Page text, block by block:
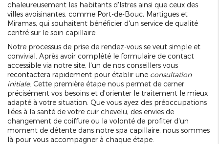
chaleureusement les habitants d'Istres ainsi que ceux des
villes avoisinantes, comme Port-de-Bouc, Martigues et
Miramas, qui souhaitent bénéficier d'un service de qualité
centré sur le soin capillaire.
Notre processus de prise de rendez-vous se veut simple et
convivial. Après avoir complété le formulaire de contact
accessible via notre site, l'un de nos conseillers vous
recontactera rapidement pour établir une consultation
initiale. Cette première étape nous permet de cerner
précisément vos besoins et d'orienter le traitement le mieux
adapté à votre situation. Que vous ayez des préoccupations
liées à la santé de votre cuir chevelu, des envies de
changement de coiffure ou la volonté de profiter d'un
moment de détente dans notre spa capillaire, nous sommes
là pour vous accompagner à chaque étape.